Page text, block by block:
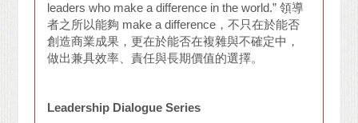
leaders who make a difference in the world.” 領導
者之所以能夠 make a difference，不只在於能否
創造商業成果，更在於能否在複雜與不確定中，
做出兼具效率、責任與長期價值的選擇。
Leadership Dialogue Series